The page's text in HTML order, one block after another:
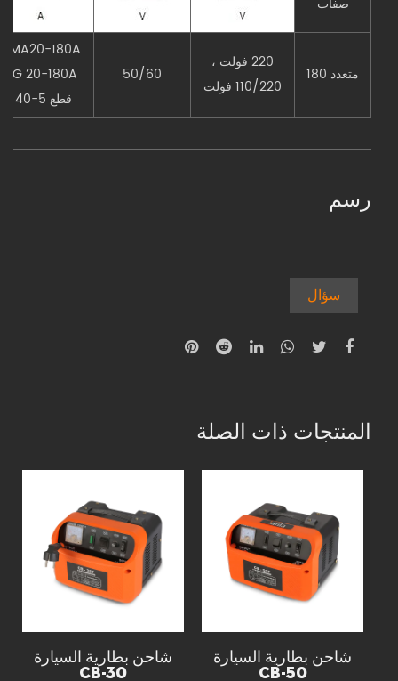
متعدد 180
220 فولت ،
110/220 فولت
50/60
180A
TIG 20-180A
قطع 5-40 أ
رسم
سؤال
المنتجات ذات الصلة
شاحن بطارية السيارة
CB-30
شاحن بطارية السيارة
CB-50